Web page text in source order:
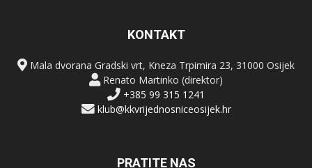
KONTAKT
Mala dvorana Gradski vrt, Kneza Trpimira 23, 31000 Osijek
Renato Martinko (direktor)
+385 99 315 1241
klub@kkvrijednosniceosijek.hr
PRATITE NAS